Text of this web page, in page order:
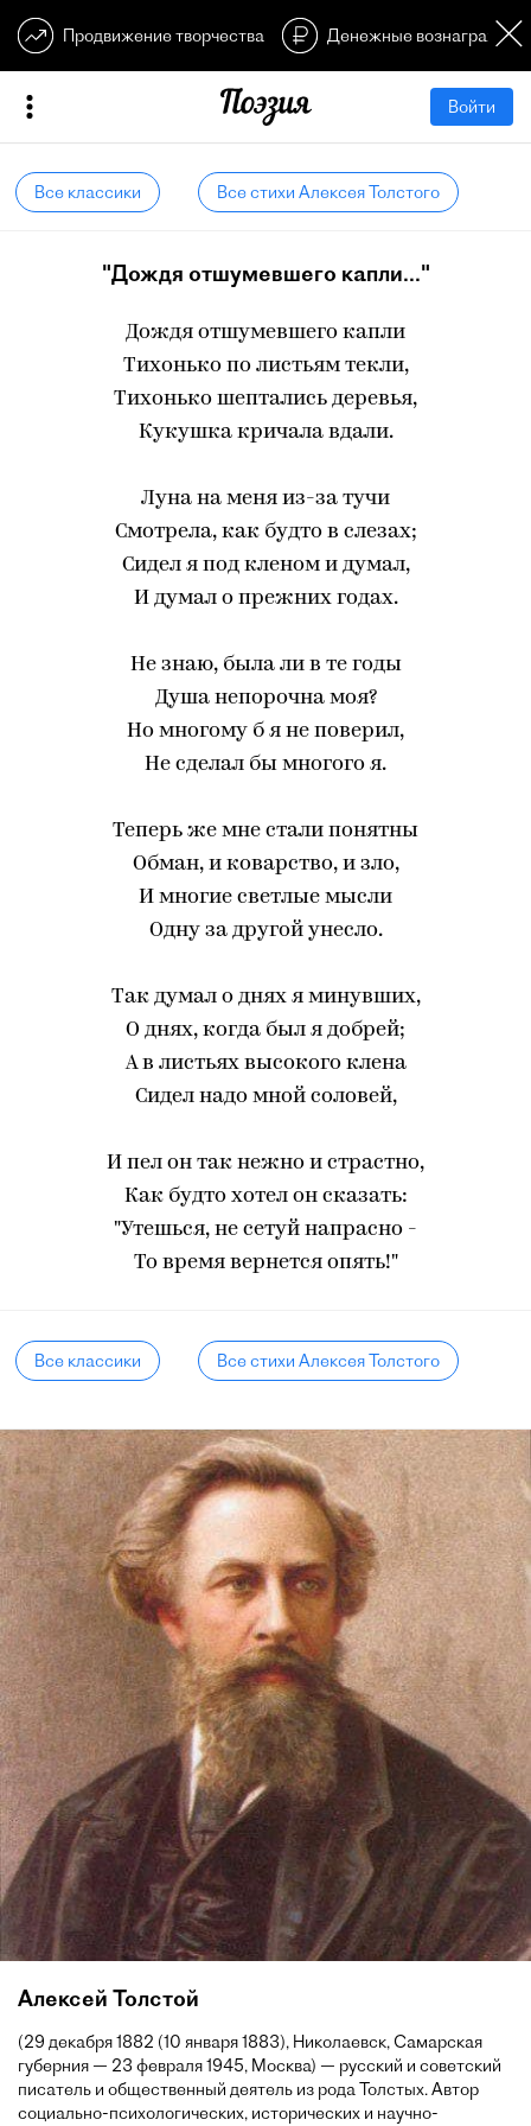
Продвижение творчества Денежные
Войти
Все классики Все стихи Алексея Толстого
"Дождя отшумевшего капли..."
Дождя отшумевшего капли
Тихонько по листьям текли,
Тихонько шептались деревья,
Кукушка кричала вдали.
Луна на меня из-за тучи
Смотрела, как будто в слезах;
Сидел я под кленом и думал,
И думал о прежних годах.
Не знаю, была ли в те годы
Душа непорочна моя?
Но многому б я не поверил,
Не сделал бы многого я.
Теперь же мне стали понятны
Обман, и коварство, и зло,
И многие светлые мысли
Одну за другой унесло.
Так думал о днях я минувших,
О днях, когда был я добрей;
А в листьях высокого клена
Сидел надо мной соловей,
И пел он так нежно и страстно,
Как будто хотел он сказать:
"Утешься, не сетуй напрасно -
То время вернется опять!"
Все классики Все стихи Алексея Толстого
Алексей Толстой
(29 декабря 1882 (10 января 1883), Николаевск, Самарская
губерния — 23 февраля 1945, Москва) — русский и советский
писатель и общественный деятель из рода Толстых. Автор
социально-психологических, исторических и научно-